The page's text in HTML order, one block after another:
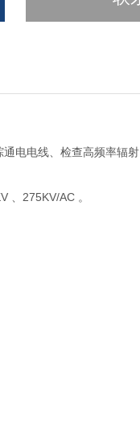
电电线、检查高频率辐
、275KV/AC 。